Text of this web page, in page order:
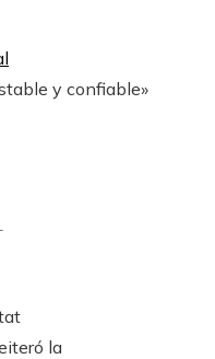
y confiable»
la